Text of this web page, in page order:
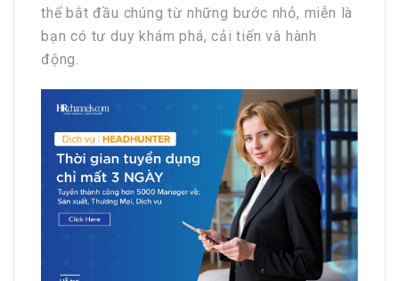
thể bắt đầu chúng từ những bước nhỏ, miễn là
bạn có tư duy khám phá, cải tiến và hành
động.